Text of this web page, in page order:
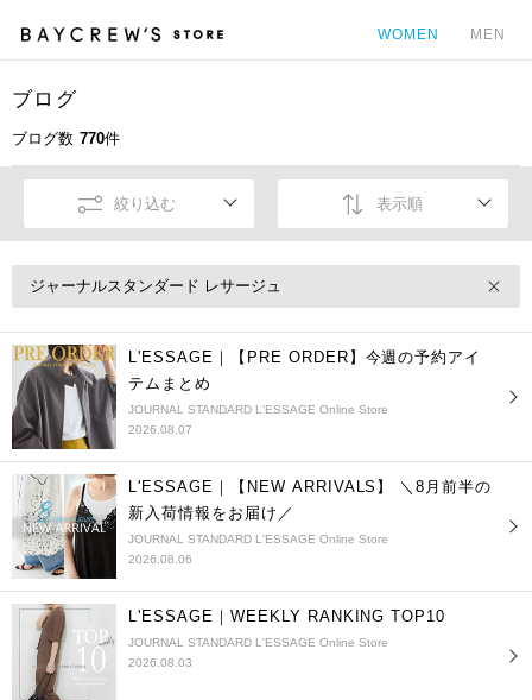
WOMEN MEN
ブログ
ブログ数 770件
絞り込む 表示順
ジャーナルスタンダード レサージュ
L'ESSAGE｜【PRE ORDER】今週の予約アイ
テムまとめ
JOURNAL STANDARD L'ESSAGE Online Store
2026.08.07
L'ESSAGE｜【NEW ARRIVALS】 ＼8月前半の
新入荷情報をお届け／
JOURNAL STANDARD L'ESSAGE Online Store
2026.08.06
L'ESSAGE｜WEEKLY RANKING TOP10
JOURNAL STANDARD L'ESSAGE Online Store
2026.08.03